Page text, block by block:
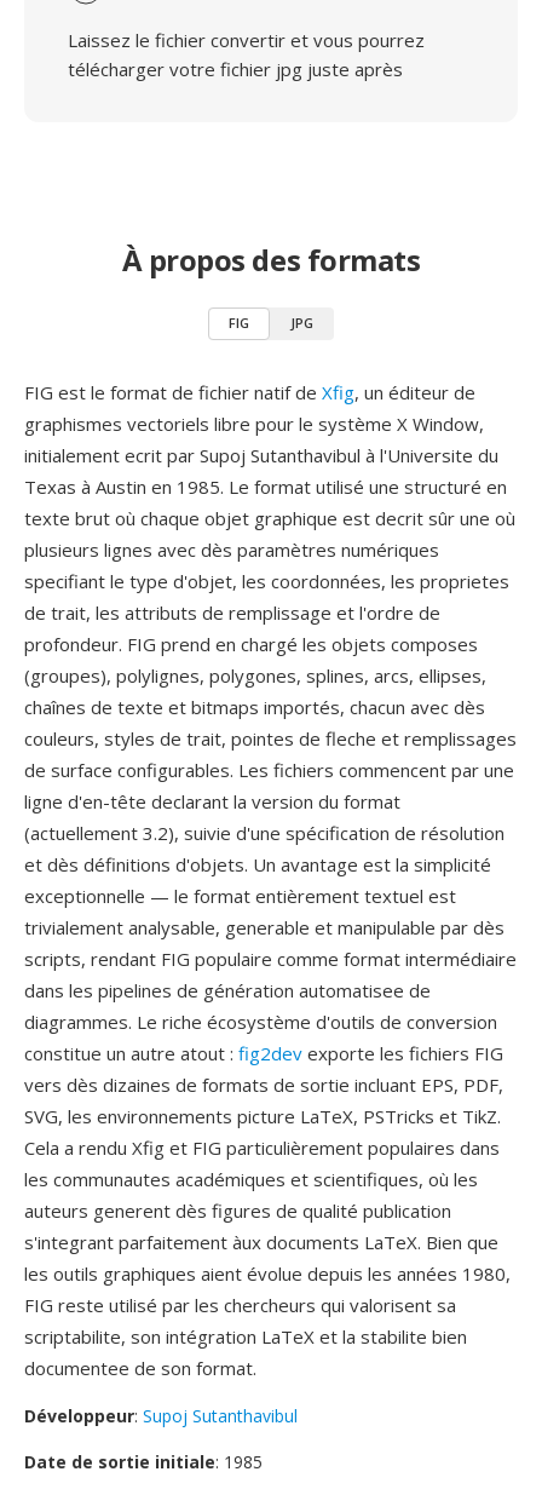
Laissez le fichier convertir et vous pourrez
télécharger votre fichier jpg juste après
À propos des formats
FIG JPG
FIG est le format de fichier natif de Xfig, un éditeur de
graphismes vectoriels libre pour le système X Window,
initialement ecrit par Supoj Sutanthavibul à l'Universite du
Texas à Austin en 1985. Le format utilisé une structuré en
texte brut où chaque objet graphique est decrit sûr une où
plusieurs lignes avec dès paramètres numériques
specifiant le type d'objet, les coordonnées, les proprietes
de trait, les attributs de remplissage et l'ordre de
profondeur. FIG prend en chargé les objets composes
(groupes), polylignes, polygones, splines, arcs, ellipses,
chaînes de texte et bitmaps importés, chacun avec dès
couleurs, styles de trait, pointes de fleche et remplissages
de surface configurables. Les fichiers commencent par une
ligne d'en-tête declarant la version du format
(actuellement 3.2), suivie d'une spécification de résolution
et dès définitions d'objets. Un avantage est la simplicité
exceptionnelle — le format entièrement textuel est
trivialement analysable, generable et manipulable par dès
scripts, rendant FIG populaire comme format intermédiaire
dans les pipelines de génération automatisee de
diagrammes. Le riche écosystème d'outils de conversion
constitue un autre atout : fig2dev exporte les fichiers FIG
vers dès dizaines de formats de sortie incluant EPS, PDF,
SVG, les environnements picture LaTeX, PSTricks et TikZ.
Cela a rendu Xfig et FIG particulièrement populaires dans
les communautes académiques et scientifiques, où les
auteurs generent dès figures de qualité publication
s'integrant parfaitement àux documents LaTeX. Bien que
les outils graphiques aient évolue depuis les années 1980,
FIG reste utilisé par les chercheurs qui valorisent sa
scriptabilite, son intégration LaTeX et la stabilite bien
documentee de son format.
Développeur: Supoj Sutanthavibul
Date de sortie initiale: 1985